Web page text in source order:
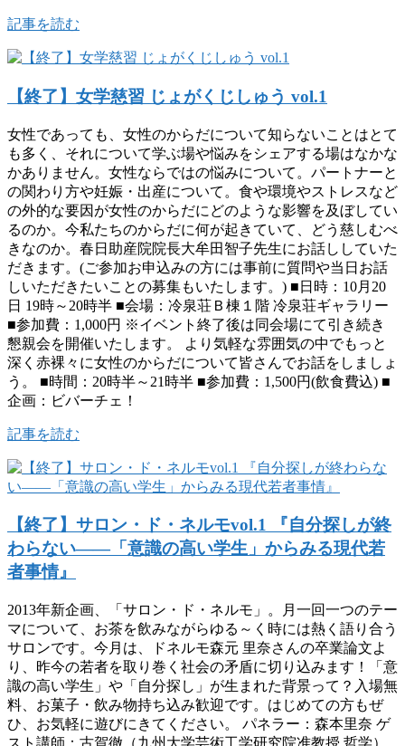
記事を読む
【終了】女学慈習 じょがくじしゅう vol.1
女性であっても、女性のからだについて知らないことはとて
も多く、それについて学ぶ場や悩みをシェアする場はなかな
かありません。女性ならではの悩みについて。パートナーと
の関わり方や妊娠・出産について。食や環境やストレスなど
の外的な要因が女性のからだにどのような影響を及ぼしてい
るのか。今私たちのからだに何が起きていて、どう慈しむべ
きなのか。春日助産院院長大牟田智子先生にお話ししていた
だきます。(ご参加お申込みの方には事前に質問や当日お話
しいただきたいことの募集もいたします。) ■日時：10月20
日 19時～20時半 ■会場：冷泉荘Ｂ棟１階 冷泉荘ギャラリー
■参加費：1,000円 ※イベント終了後は同会場にて引き続き
懇親会を開催いたします。 より気軽な雰囲気の中でもっと
深く赤裸々に女性のからだについて皆さんでお話をしましょ
う。 ■時間：20時半～21時半 ■参加費：1,500円(飲食費込) ■
企画：ビバーチェ！
記事を読む
【終了】サロン・ド・ネルモvol.1 『自分探しが終
わらない――「意識の高い学生」からみる現代若
者事情』
2013年新企画、「サロン・ド・ネルモ」。月一回一つのテー
マについて、お茶を飲みながらゆる～く時には熱く語り合う
サロンです。今月は、ドネルモ森元 里奈さんの卒業論文よ
り、昨今の若者を取り巻く社会の矛盾に切り込みます！「意
識の高い学生」や「自分探し」が生まれた背景って？入場無
料、お菓子・飲み物持ち込み歓迎です。はじめての方もぜ
ひ、お気軽に遊びにきてください。 パネラー：森本里奈 ゲ
スト講師：古賀徹（九州大学芸術工学研究院准教授 哲学）